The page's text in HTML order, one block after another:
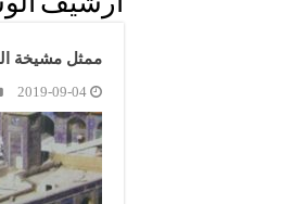
ممثل مشيخة
2019-09-04